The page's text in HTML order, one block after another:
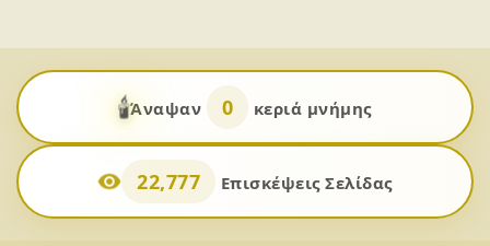
🕯️Άναψαν 0 κεριά μνήμης
22,777 Επισκέψεις Σελίδας